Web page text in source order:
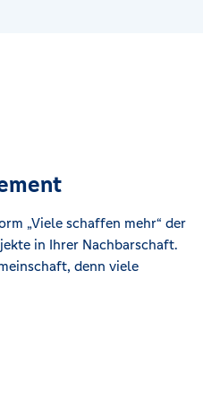
„Viele schaffen mehr“ der
in Ihrer Nachbarschaft.
denn viele